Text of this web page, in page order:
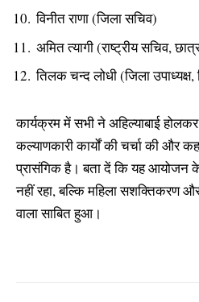
विनीत राणा (जिला सचिव)
अमित त्यागी (राष्ट्रीय सचिव,
तिलक चन्द लोधी (जिला
कार्यक्रम में सभी ने अहिल्याबाई
कल्याणकारी कार्यों की चर्चा की और
प्रासंगिक है। बता दें कि यह आयोजन
नहीं रहा, बल्कि महिला सशक्तिकरण
वाला साबित हुआ।